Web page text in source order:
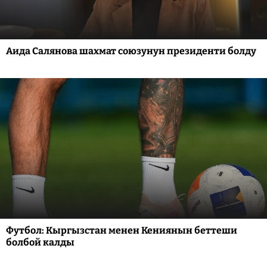
Аида Салянова шахмат союзунун президенти болду
Футбол: Кыргызстан менен Кениянын беттеши
болбой калды